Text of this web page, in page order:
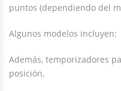
puntos (dependiendo del
Algunos modelos incluyen:
Además, temporizadores
posición.